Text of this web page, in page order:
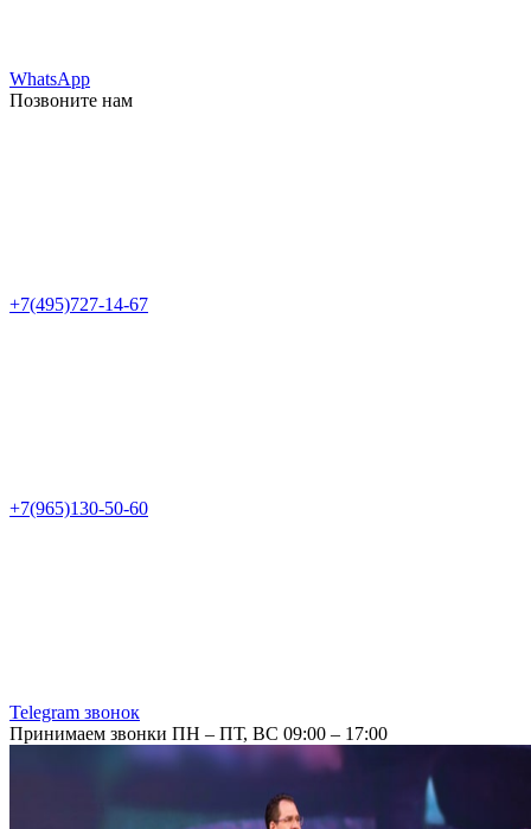
WhatsApp
Позвоните нам
+7(495)727-14-67
+7(965)130-50-60
Telegram звонок
Принимаем звонки ПН – ПТ, ВС 09:00 – 17:00